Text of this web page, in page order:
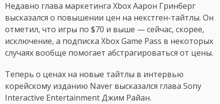
Недавно глава маркетинга Xbox Аарон Гринберг
высказался о повышении цен на некстген-тайтлы. Он
отметил, что игры по $70 и выше — сейчас, скорее,
исключение, а подписка Xbox Game Pass в некоторых
случаях вообще помогает абстрагироваться от цены.
Теперь о ценах на новые тайтлы в интервью
корейскому изданию Naver высказался глава Sony
Interactive Entertainment Джим Райан.